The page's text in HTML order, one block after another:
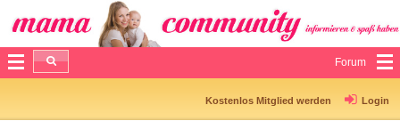
Forum
Kostenlos Mitglied werden Login